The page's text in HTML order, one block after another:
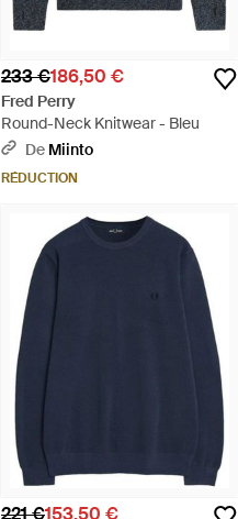
233 €186,50 €
Fred Perry
Round-Neck Knitwear - Bleu
De Miinto
RÉDUCTION
221 €153,50 €